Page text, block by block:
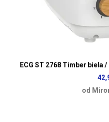
ECG ST 2768 Timber biela
od